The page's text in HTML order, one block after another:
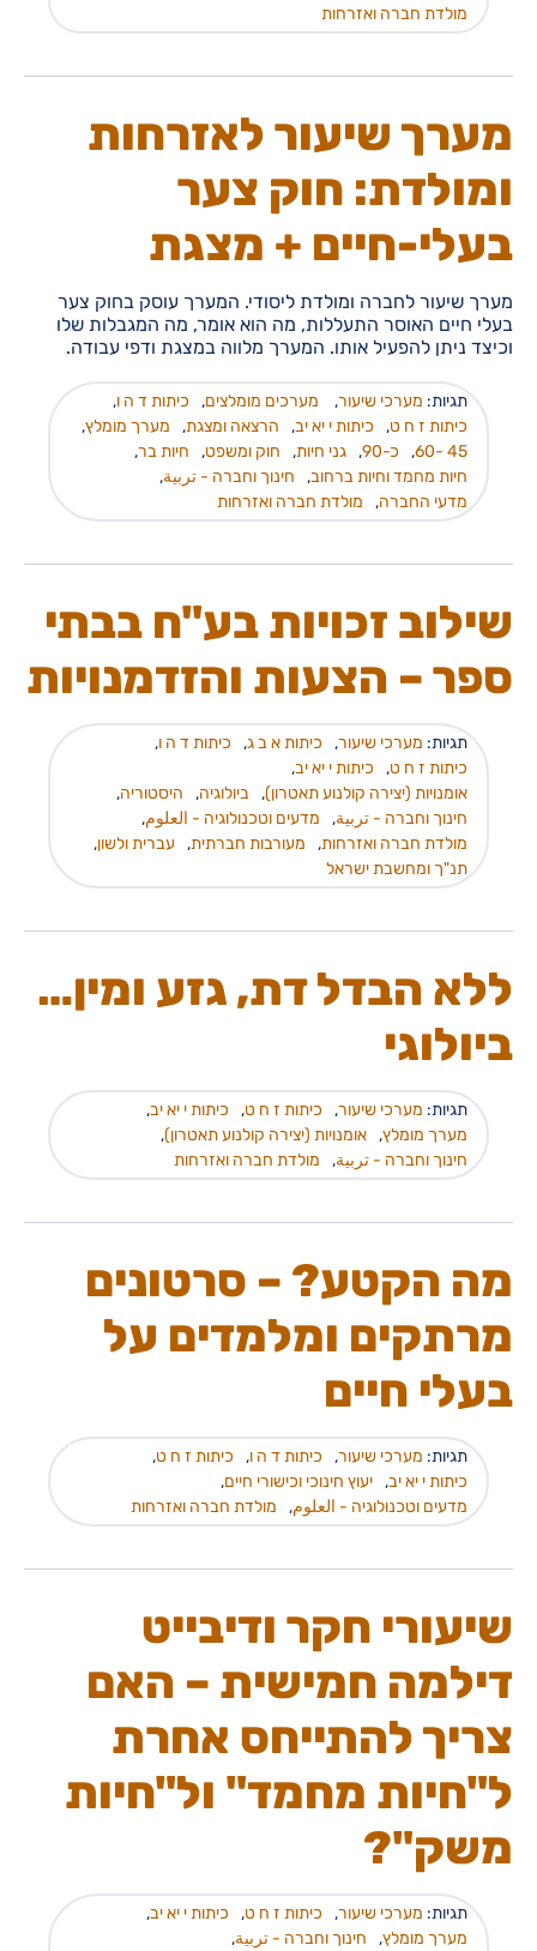
מולדת חברה ואזרחות
מערך שיעור לאזרחות
ומולדת: חוק צער
בעלי-חיים + מצגת
מערך שיעור לחברה ומולדת ליסודי. המערך עוסק בחוק צער
בעלי חיים האוסר התעללות, מה הוא אומר, מה המגבלות שלו
וכיצד ניתן להפעיל אותו. המערך מלווה במצגת ודפי עבודה.
תגיות: מערכי שיעור, מערכים מומלצים, כיתות ד ה ו,
כיתות ז ח ט, כיתות י יא יב, הרצאה ומצגת, מערך מומלץ,
45 -60
, כ-90 , גני חיות, חוק ומשפט, חיות בר,
חיות מחמד וחיות ברחוב, חינוך וחברה - تربية,
מדעי החברה, מולדת חברה ואזרחות
שילוב זכויות בע"ח בבתי
ספר – הצעות והזדמנויות
תגיות: מערכי שיעור, כיתות א ב ג, כיתות ד ה ו,
כיתות ז ח ט, כיתות י יא יב,
אומנויות (יצירה קולנוע תאטרון), ביולוגיה, היסטוריה,
חינוך וחברה - تربية, מדעים וטכנולוגיה - العلوم,
מולדת חברה ואזרחות, מעורבות חברתית, עברית ולשון,
תנ"ך ומחשבת ישראל
ללא הבדל דת, גזע ומין…
ביולוגי
תגיות: מערכי שיעור, כיתות ז ח ט, כיתות י יא יב,
מערך מומלץ, אומנויות (יצירה קולנוע תאטרון),
חינוך וחברה - تربية, מולדת חברה ואזרחות
מה הקטע? – סרטונים
מרתקים ומלמדים על
בעלי חיים
תגיות: מערכי שיעור, כיתות ד ה ו, כיתות ז ח ט,
כיתות י יא יב, יעוץ חינוכי וכישורי חיים,
מדעים וטכנולוגיה - العلوم, מולדת חברה ואזרחות
שיעורי חקר ודיבייט
דילמה חמישית – האם
צריך להתייחס אחרת
ל"חיות מחמד" ול"חיות
משק"?
תגיות: מערכי שיעור, כיתות ז ח ט, כיתות י יא יב,
מערך מומלץ, חינוך וחברה - تربية,